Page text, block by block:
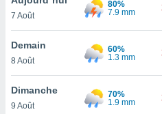
et
»,
au
vous
qu'ils
7 Août
80%
7.9 mm
Demain
8 Août
60%
1.3 mm
Dimanche
9 Août
70%
1.9 mm